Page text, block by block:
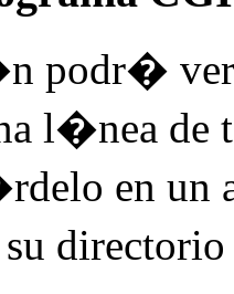
podr� ver
l�nea de
en un